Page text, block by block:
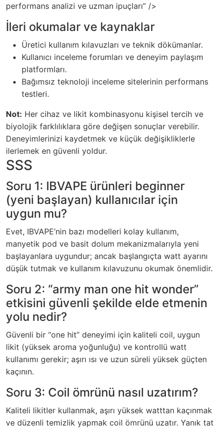
performans analizi ve uzman ipuçları” />
İleri okumalar ve kaynaklar
Üretici kullanım kılavuzları ve teknik dökümanlar.
Kullanıcı inceleme forumları ve deneyim paylaşım
platformları.
Bağımsız teknoloji inceleme sitelerinin performans
testleri.
Not: Her cihaz ve likit kombinasyonu kişisel tercih ve
biyolojik farklılıklara göre değişen sonuçlar verebilir.
Deneyimlerinizi kaydetmek ve küçük değişikliklerle
ilerlemek en güvenli yoldur.
SSS
Soru 1: IBVAPE ürünleri beginner
(yeni başlayan) kullanıcılar için
uygun mu?
Evet, IBVAPE’nin bazı modelleri kolay kullanım,
manyetik pod ve basit dolum mekanizmalarıyla yeni
başlayanlara uygundur; ancak başlangıçta watt ayarını
düşük tutmak ve kullanım kılavuzunu okumak önemlidir.
Soru 2: “army man one hit wonder”
etkisini güvenli şekilde elde etmenin
yolu nedir?
Güvenli bir “one hit” deneyimi için kaliteli coil, uygun
likit (yüksek aroma yoğunluğu) ve kontrollü watt
kullanımı gerekir; aşırı ısı ve uzun süreli yüksek güçten
kaçının.
Soru 3: Coil ömrünü nasıl uzatırım?
Kaliteli likitler kullanmak, aşırı yüksek watttan kaçınmak
ve düzenli temizlik yapmak coil ömrünü uzatır. Yanık tat